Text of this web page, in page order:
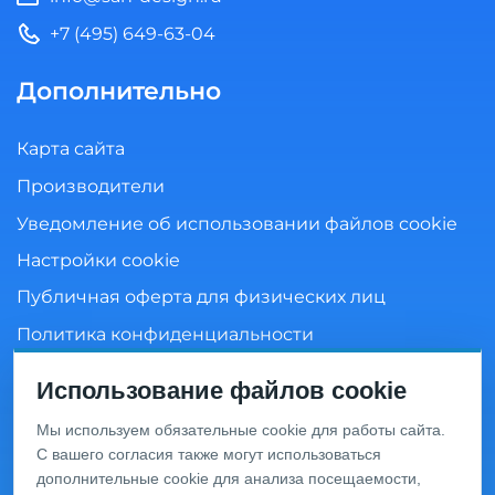
+7 (495) 649-63-04
Дополнительно
Карта сайта
Производители
Уведомление об использовании файлов cookie
Настройки cookie
Публичная оферта для физических лиц
Политика конфиденциальности
Информация о ценах и товарах на данном сайте носит
информационный характер и не является публичной
Использование файлов cookie
Мы используем обязательные cookie для работы сайта.
С вашего согласия также могут использоваться
дополнительные cookie для анализа посещаемости,